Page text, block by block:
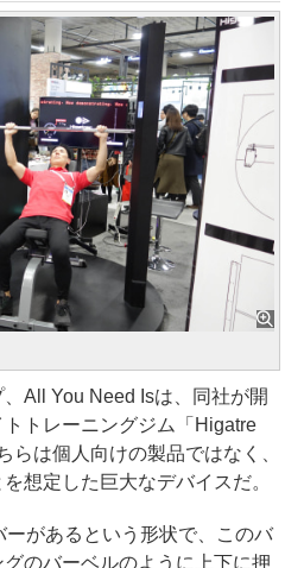
All You Need Isは、同社が開
トレーニングジム「Higatre
らは個人向けの製品ではなく、
想定した巨大なデバイスだ。
があるという形状で、このバ
のバーベルのように上下に押